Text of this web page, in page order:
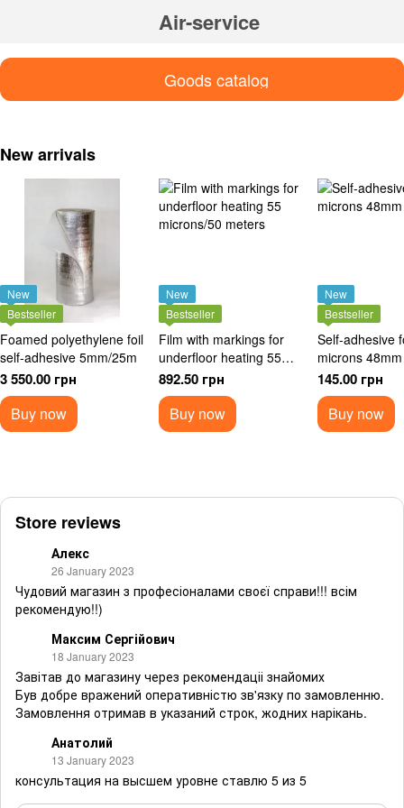
Air-service
Goods catalog
New arrivals
New
Bestseller
Foamed polyethylene foil
self-adhesive 5mm/25m
3 550.00 грн
Buy now
New
Bestseller
Film with markings for
underfloor heating 55
microns/50 meters
892.50 грн
Buy now
New
Bestseller
Self-adhesive
microns
145.00 грн
Buy now
Store reviews
Алекс
26 January 2023
Чудовий магазин з професіоналами своєї справи!!! всім
рекомендую!!)
Максим Сергійович
18 January 2023
Завітав до магазину через рекомендаціі знайомих
Був добре вражений оперативністю зв'язку по замовленню.
Замовлення отримав в указаний строк, жодних нарікань.
Анатолий
13 January 2023
консультация на высшем уровне ставлю 5 из 5